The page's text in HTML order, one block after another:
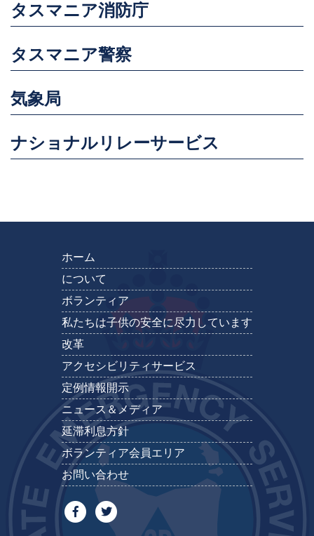
タスマニア消防庁
タスマニア警察
気象局
ナショナルリレーサービス
ホーム
について
ボランティア
私たちは子供の安全に尽力しています
改革
アクセシビリティサービス
定例情報開示
ニュース＆メディア
延滞利息方針
ボランティア会員エリア
お問い合わせ